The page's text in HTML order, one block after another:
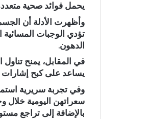
يحمل فوائد صحية
وأظهرت الأدلة أن
تؤدي الوجبات
الدهون.
في المقابل، يمنح
يساعد على كبح
سعراتهن اليومية
بالإضافة إلى تراجع